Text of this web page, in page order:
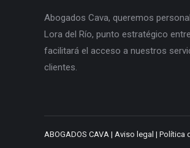
Abogados Cava, queremos
Lora del Río, punto estratégico
facilitará el acceso a nuestros
clientes.
ABOGADOS CAVA | Aviso legal | Política